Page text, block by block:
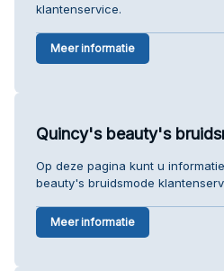
klantenservice.
Meer informatie
Quincy's beauty's
Op deze pagina kunt u
beauty's bruidsmode
Meer informatie